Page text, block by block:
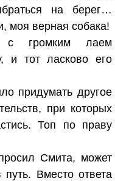
на берег…
моя верная собака!
с громким лаем
и тот ласково его
придумать другое
при которых
Топ по праву
Смита, может
Вместо ответа